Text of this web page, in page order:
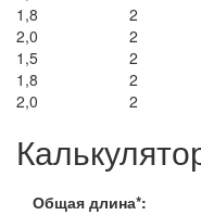
1,8
2
2,0
2
1,5
2
1,8
2
2,0
2
Общая длина*: